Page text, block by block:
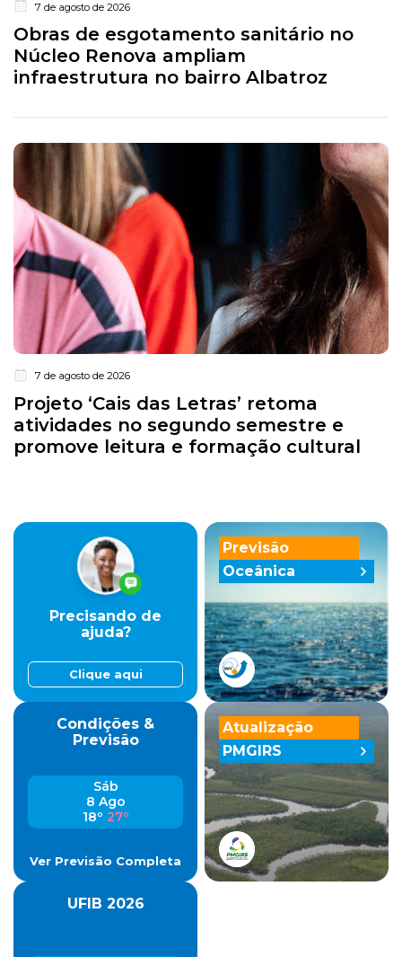
7 de agosto de 2026
Obras de esgotamento sanitário no
Núcleo Renova ampliam
infraestrutura no bairro Albatroz
7 de agosto de 2026
Projeto ‘Cais das Letras’ retoma
atividades no segundo semestre e
promove leitura e formação cultural
Previsão
Oceânica
Precisando de
ajuda?
Clique aqui
Condições &
Previsão
Sáb
8 Ago
18º 27º
Ver Previsão Completa
UFIB 2026
Atualização
PMGIRS